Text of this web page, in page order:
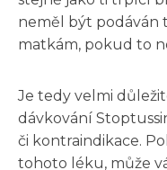
neměl být podáván
matkám, pokud to
Je tedy velmi
dávkování
či kontraindikace.
tohoto léku, může